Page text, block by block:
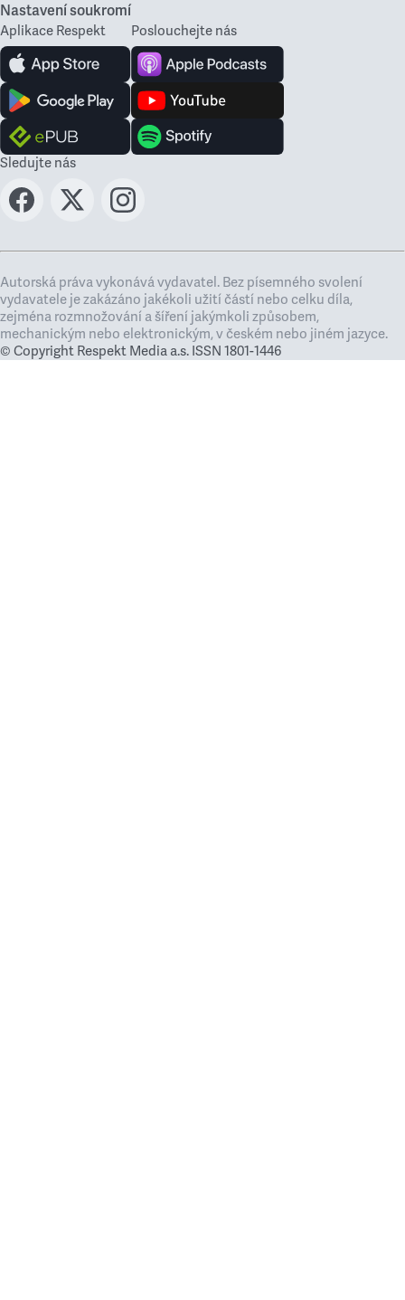
Nastavení soukromí
Aplikace Respekt Poslouchejte nás
Sledujte nás
Autorská práva vykonává vydavatel. Bez písemného svolení
vydavatele je zakázáno jakékoli užití částí nebo celku díla,
zejména rozmnožování a šíření jakýmkoli způsobem,
mechanickým nebo elektronickým, v českém nebo jiném jazyce.
© Copyright Respekt Media a.s. ISSN 1801-1446